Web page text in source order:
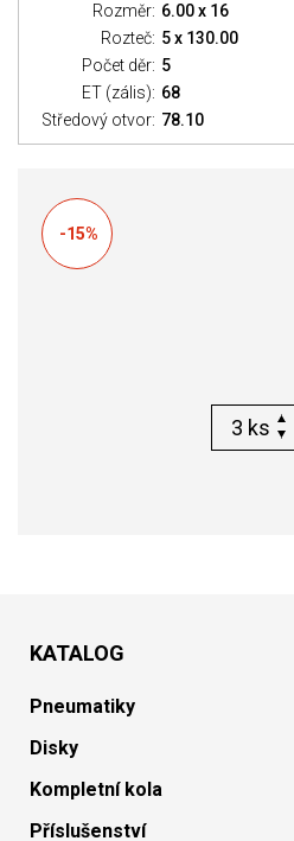
Rozměr: 6.00 x 16
Rozteč: 5 x 130.00
Počet děr: 5
ET (zális): 68
Středový otvor: 78.10
-15%
ks
KATALOG
Pneumatiky
Disky
Kompletní kola
Příslušenství